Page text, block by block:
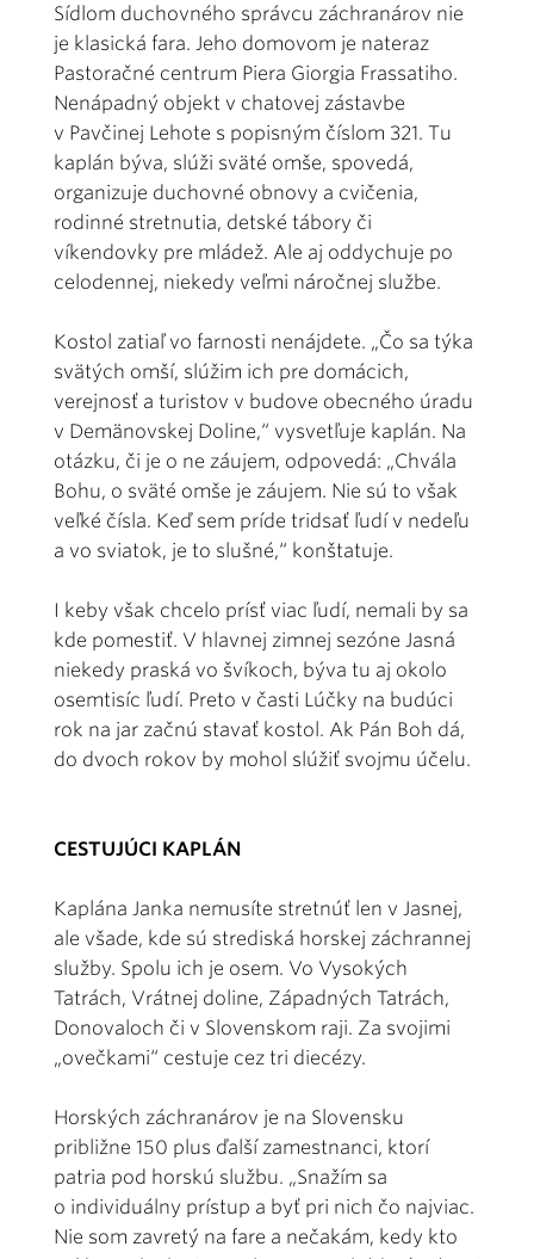
Sídlom duchovného správcu záchranárov nie
je klasická fara. Jeho domovom je nateraz
Pastoračné centrum Piera Giorgia Frassatiho.
Nenápadný objekt v chatovej zástavbe
v Pavčinej Lehote s popisným číslom 321. Tu
kaplán býva, slúži sväté omše, spovedá,
organizuje duchovné obnovy a cvičenia,
rodinné stretnutia, detské tábory či
víkendovky pre mládež. Ale aj oddychuje po
celodennej, niekedy veľmi náročnej službe.
Kostol zatiaľ vo farnosti nenájdete. „Čo sa týka
svätých omší, slúžim ich pre domácich,
verejnosť a turistov v budove obecného úradu
v Demänovskej Doline,“ vysvetľuje kaplán. Na
otázku, či je o ne záujem, odpovedá: „Chvála
Bohu, o sväté omše je záujem. Nie sú to však
veľké čísla. Keď sem príde tridsať ľudí v nedeľu
a vo sviatok, je to slušné,“ konštatuje.
I keby však chcelo prísť viac ľudí, nemali by sa
kde pomestiť. V hlavnej zimnej sezóne Jasná
niekedy praská vo švíkoch, býva tu aj okolo
osemtisíc ľudí. Preto v časti Lúčky na budúci
rok na jar začnú stavať kostol. Ak Pán Boh dá,
do dvoch rokov by mohol slúžiť svojmu účelu.
CESTUJÚCI KAPLÁN
Kaplána Janka nemusíte stretnúť len v Jasnej,
ale všade, kde sú strediská horskej záchrannej
služby. Spolu ich je osem. Vo Vysokých
Tatrách, Vrátnej doline, Západných Tatrách,
Donovaloch či v Slovenskom raji. Za svojimi
„ovečkami“ cestuje cez tri diecézy.
Horských záchranárov je na Slovensku
približne 150 plus ďalší zamestnanci, ktorí
patria pod horskú službu. „Snažím sa
o individuálny prístup a byť pri nich čo najviac.
Nie som zavretý na fare a nečakám, kedy kto